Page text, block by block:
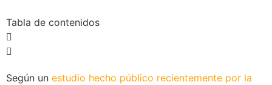
Tabla de contenidos
Según un estudio hecho público recientemente por la